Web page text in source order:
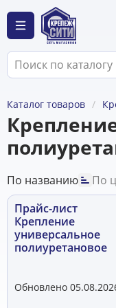
Каталог товаров
По названию
По
Прайс-лист
Крепление
универсальное
полиуретановое
Обновлено